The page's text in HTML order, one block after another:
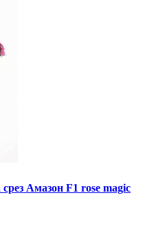
Амазон F1 rose magic